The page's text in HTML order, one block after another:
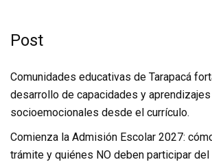
Post
Comunidades educativas de Tarapacá
desarrollo de capacidades y aprendizajes
socioemocionales desde el currículo.
Comienza la Admisión Escolar 2027:
trámite y quiénes NO deben participar del